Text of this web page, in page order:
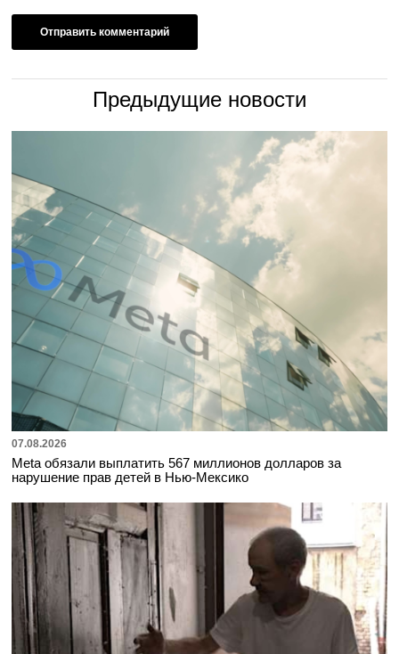
Предыдущие новости
07.08.2026
Meta обязали выплатить 567 миллионов долларов за
нарушение прав детей в Нью-Мексико